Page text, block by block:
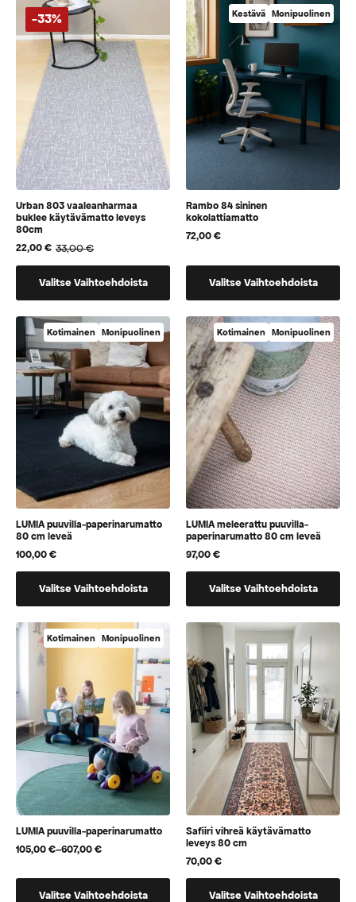
vaihtoehtoja,
jotka
voidaan
valita
tuotteen
sivulla
vaihtoehtoja,
jotka
voidaan
valita
tuotteen
sivulla
-33%
Urban 803 vaaleanharmaa
buklee käytävämatto leveys
80cm
33,00€
Alkuperäinen
hinta
33,00 €.
22,00€
Nykyinen
hinta
22,00 €.Valitse Vaihtoehdoista
tuotteella
vaihtoehtoja,
jotka
voidaan
valita
tuotteen
sivulla
Kestävä Monipuolinen
Rambo 84 sininen
kokolattiamatto
72,00€
Valitse Vaihtoehdoista
tuotteella
vaihtoehtoja,
jotka
voidaan
valita
tuotteen
sivulla
Kotimainen Monipuolinen
LUMIA puuvilla-paperinarumatto
80 cm leveä
100,00€
Valitse Vaihtoehdoista
vaihtoehtoja,
jotka
voidaan
valita
tuotteen
sivulla
Kotimainen Monipuolinen
LUMIA meleerattu puuvilla-
paperinarumatto 80 cm leveä
97,00€
Valitse Vaihtoehdoista
vaihtoehtoja,
jotka
voidaan
valita
tuotteen
sivulla
Kotimainen Monipuolinen
LUMIA puuvilla-paperinarumatto
105,00€–607,00€
Hintaluokka:
-
607,00 €Valitse Vaihtoehdoista
Safiiri vihreä käytävämatto
leveys 80 cm
70,00€
Valitse Vaihtoehdoista